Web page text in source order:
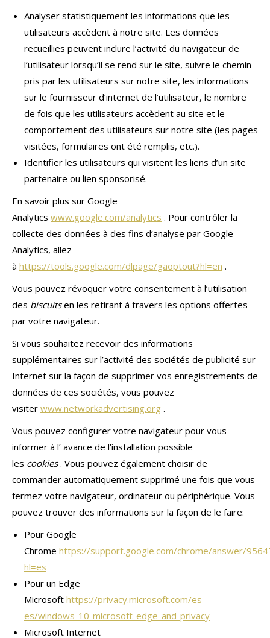
Analyser statistiquement les informations que les
utilisateurs accèdent à notre site. Les données
recueillies peuvent inclure l’activité du navigateur de
l’utilisateur lorsqu’il se rend sur le site, suivre le chemin
pris par les utilisateurs sur notre site, les informations
sur le fournisseur d’internet de l’utilisateur, le nombre
de fois que les utilisateurs accèdent au site et le
comportement des utilisateurs sur notre site (les pages
visitées, formulaires ont été remplis, etc.).
Identifier les utilisateurs qui visitent les liens d’un site
partenaire ou lien sponsorisé.
En savoir plus sur Google
Analytics www.google.com/analytics . Pour contrôler la
collecte des données à des fins d’analyse par Google
Analytics, allez
à https://tools.google.com/dlpage/gaoptout?hl=en .
Vous pouvez révoquer votre consentement à l’utilisation
des biscuitsen les retirant à travers les options offertes
par votre navigateur.
Si vous souhaitez recevoir des informations
supplémentaires sur l’activité des sociétés de publicité sur
Internet sur la façon de supprimer vos enregistrements de
données de ces sociétés, vous pouvez
visiter www.networkadvertising.org .
Vous pouvez configurer votre navigateur pour vous
informer à l’ avance de l’installation possible
les cookies. Vous pouvez également choisir de
commander automatiquement supprimé une fois que vous
fermez votre navigateur, ordinateur ou périphérique. Vous
pouvez trouver des informations sur la façon de le faire:
Pour Google
Chrome https://support.google.com/chrome/answer/
hl=es
Pour un Edge
Microsoft https://privacy.microsoft.com/es-
es/windows-10-microsoft-edge-and-privacy
Microsoft Internet